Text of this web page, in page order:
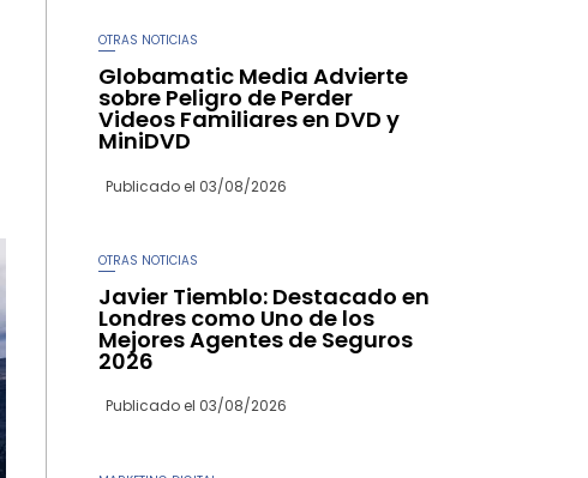
OTRAS NOTICIAS
Globamatic Media Advierte
sobre Peligro de Perder
Videos Familiares en DVD y
MiniDVD
Publicado el 03/08/2026
OTRAS NOTICIAS
Javier Tiemblo: Destacado en
Londres como Uno de los
Mejores Agentes de Seguros
2026
Publicado el 03/08/2026